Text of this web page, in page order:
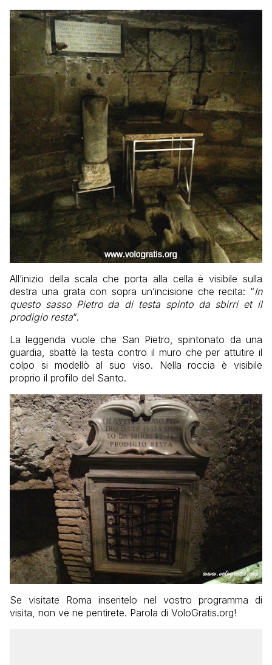
All’inizio della scala che porta alla cella è visibile sulla
destra una grata con sopra un’incisione che recita: “In
questo sasso Pietro da di testa spinto da sbirri et il
prodigio resta“.
La leggenda vuole che San Pietro, spintonato da una
guardia, sbattè la testa contro il muro che per attutire il
colpo si modellò al suo viso. Nella roccia è visibile
proprio il profilo del Santo.
Se visitate Roma inseritelo nel vostro programma di
visita, non ve ne pentirete. Parola di VoloGratis.org!